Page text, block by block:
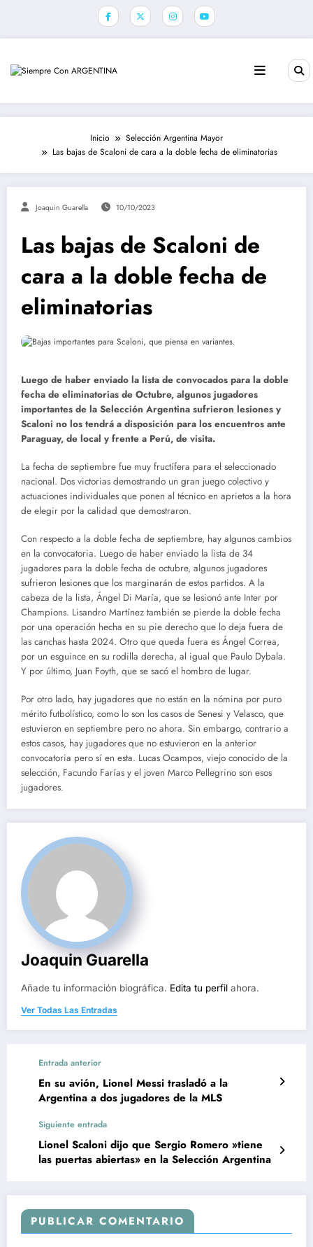
Inicio
Selección Argentina Mayor
Las bajas de Scaloni de cara a la doble fecha de eliminatorias
Joaquin Guarella 10/10/2023
Las bajas de Scaloni de
cara a la doble fecha de
eliminatorias
Luego de haber enviado la lista de convocados para la doble
fecha de eliminatorias de Octubre, algunos jugadores
importantes de la Selección Argentina sufrieron lesiones y
Scaloni no los tendrá a disposición para los encuentros ante
Paraguay, de local y frente a Perú, de visita.
La fecha de septiembre fue muy fructífera para el seleccionado
nacional. Dos victorias demostrando un gran juego colectivo y
actuaciones individuales que ponen al técnico en aprietos a la hora
de elegir por la calidad que demostraron.
Con respecto a la doble fecha de septiembre, hay algunos cambios
en la convocatoria. Luego de haber enviado la lista de 34
jugadores para la doble fecha de octubre, algunos jugadores
sufrieron lesiones que los marginarán de estos partidos. A la
cabeza de la lista, Ángel Di María, que se lesionó ante Inter por
Champions. Lisandro Martínez también se pierde la doble fecha
por una operación hecha en su pie derecho que lo deja fuera de
las canchas hasta 2024. Otro que queda fuera es Ángel Correa,
por un esguince en su rodilla derecha, al igual que Paulo Dybala.
Y por último, Juan Foyth, que se sacó el hombro de lugar.
Por otro lado, hay jugadores que no están en la nómina por puro
mérito futbolístico, como lo son los casos de Senesi y Velasco, que
estuvieron en septiembre pero no ahora. Sin embargo, contrario a
estos casos, hay jugadores que no estuvieron en la anterior
convocatoria pero sí en esta. Lucas Ocampos, viejo conocido de la
selección, Facundo Farías y el joven Marco Pellegrino son esos
jugadores.
Joaquin Guarella
Añade tu información biográfica. Edita tu perfil ahora.
Ver Todas Las Entradas
Entrada anterior
En su avión, Lionel Messi trasladó a la
Argentina a dos jugadores de la MLS
Siguiente entrada
Lionel Scaloni dijo que Sergio Romero »tiene
las puertas abiertas» en la Selección Argentina
PUBLICAR COMENTARIO